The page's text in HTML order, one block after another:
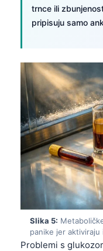
trnce ili
pripisuju samo
Slika 5:
panike jer
Problemi s
Українська
O‘zbekcha
Català
Қазақ тілі
Suomi
Slovenčina
پښتو
سنڌي
සිංහල
Galego
Latviešu